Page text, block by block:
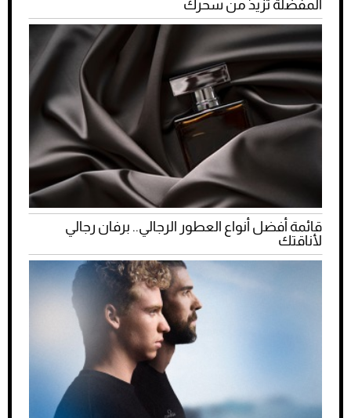
المفضلة تزيد من سحرك
قائمة أفضل أنواع العطور الرجالي.. برفان رجالي
لأناقتك